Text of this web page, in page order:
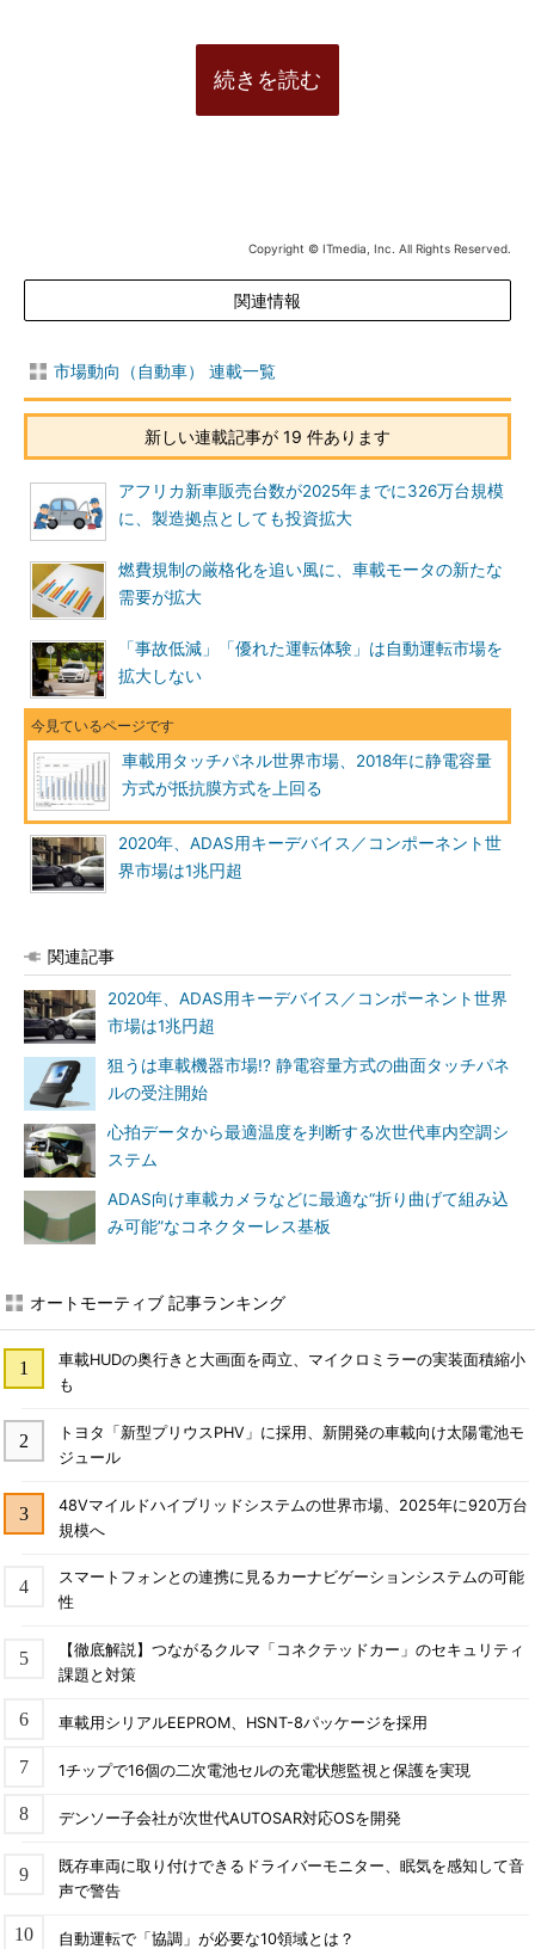
続きを読む
Copyright © ITmedia, Inc. All Rights Reserved.
関連情報
市場動向（自動車） 連載一覧
新しい連載記事が 19 件あります
アフリカ新車販売台数が2025年までに326万台規模
に、製造拠点としても投資拡大
燃費規制の厳格化を追い風に、車載モータの新たな
需要が拡大
「事故低減」「優れた運転体験」は自動運転市場を
拡大しない
車載用タッチパネル世界市場、2018年に静電容量
方式が抵抗膜方式を上回る
2020年、ADAS用キーデバイス／コンポーネント世
界市場は1兆円超
関連記事
2020年、ADAS用キーデバイス／コンポーネント世界
市場は1兆円超
狙うは車載機器市場!? 静電容量方式の曲面タッチパネ
ルの受注開始
心拍データから最適温度を判断する次世代車内空調シ
ステム
ADAS向け車載カメラなどに最適な“折り曲げて組み込
み可能”なコネクターレス基板
オートモーティブ 記事ランキング
車載HUDの奥行きと大画面を両立、マイクロミラーの実装面積縮小
も
トヨタ「新型プリウスPHV」に採用、新開発の車載向け太陽電池モ
ジュール
48Vマイルドハイブリッドシステムの世界市場、2025年に920万台
規模へ
スマートフォンとの連携に見るカーナビゲーションシステムの可能
性
【徹底解説】つながるクルマ「コネクテッドカー」のセキュリティ
課題と対策
車載用シリアルEEPROM、HSNT-8パッケージを採用
1チップで16個の二次電池セルの充電状態監視と保護を実現
デンソー子会社が次世代AUTOSAR対応OSを開発
既存車両に取り付けできるドライバーモニター、眠気を感知して音
声で警告
自動運転で「協調」が必要な10領域とは？